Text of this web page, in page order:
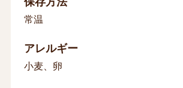
常温
アレルギー
小麦、卵